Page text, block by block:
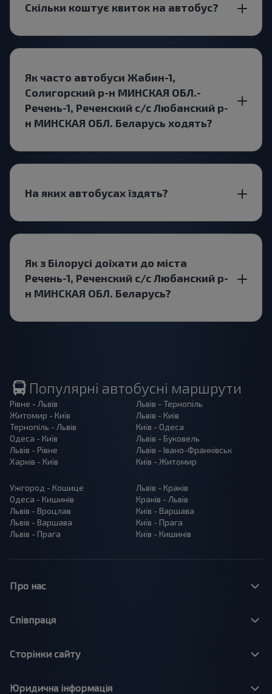
Скільки коштує квиток на автобус?
Як часто автобуси Жабин-1,
Солигорский р-н МИНСКАЯ ОБЛ.-
Речень-1, Реченский с/с Любанский р-
н МИНСКАЯ ОБЛ. Беларусь ходять?
На яких автобусах їздять?
Як з Білорусі доїхати до міста
Речень-1, Реченский с/с Любанский р-
н МИНСКАЯ ОБЛ. Беларусь?
Популярні автобусні маршрути
Рівне - Львів
Житомир - Київ
Тернопіль - Львів
Одеса - Київ
Львів - Рівне
Харків - Київ
Львів - Тернопіль
Львів - Київ
Київ - Одеса
Львів - Буковель
Львів - Івано-Франківськ
Київ - Житомир
Ужгород - Кошице
Одеса - Кишинів
Львів - Вроцлав
Львів - Варшава
Львів - Прага
Львів - Краків
Краків - Львів
Київ - Варшава
Київ - Прага
Київ - Кишинів
Про нас
Співпраця
Сторінки сайту
Юридична інформація